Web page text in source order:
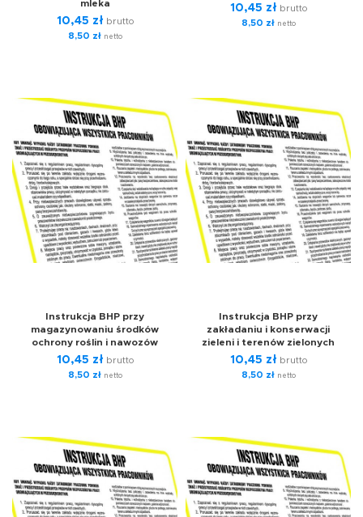
mleka
10,45 zł brutto
8,50 złnetto
10,45 zł brutto
8,50 złnetto
Instrukcja BHP przy
magazynowaniu środków
ochrony roślin i nawozów
10,45 zł brutto
8,50 złnetto
Instrukcja BHP przy
zakładaniu i konserwacji
zieleni i terenów zielonych
10,45 zł brutto
8,50 złnetto